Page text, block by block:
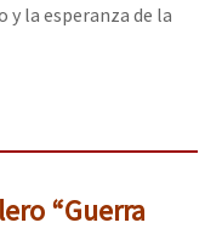
y la esperanza de la
“Guerra